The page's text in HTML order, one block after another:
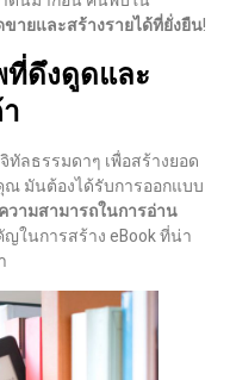
ายและสร้างรายได้ที่ยั่งยืน!
ที่ดึงดูดและ
ทัลธรรมดาๆ เพื่อสร้างยอด
มันต้องได้รับการออกแบบ
ามสามารถในการอ่าน
ในการสร้าง eBook ที่น่า